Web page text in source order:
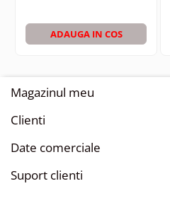
ADAUGA IN COS
Magazinul meu
Clienti
Date comerciale
Suport clienti